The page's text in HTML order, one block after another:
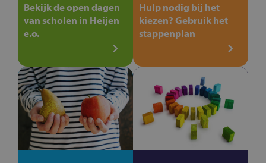
Bekijk de open dagen
van scholen in Heijen
e.o.
Hulp nodig bij het
kiezen? Gebruik het
stappenplan